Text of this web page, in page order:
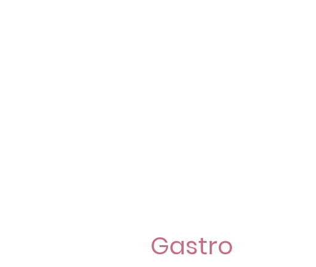
Gastro